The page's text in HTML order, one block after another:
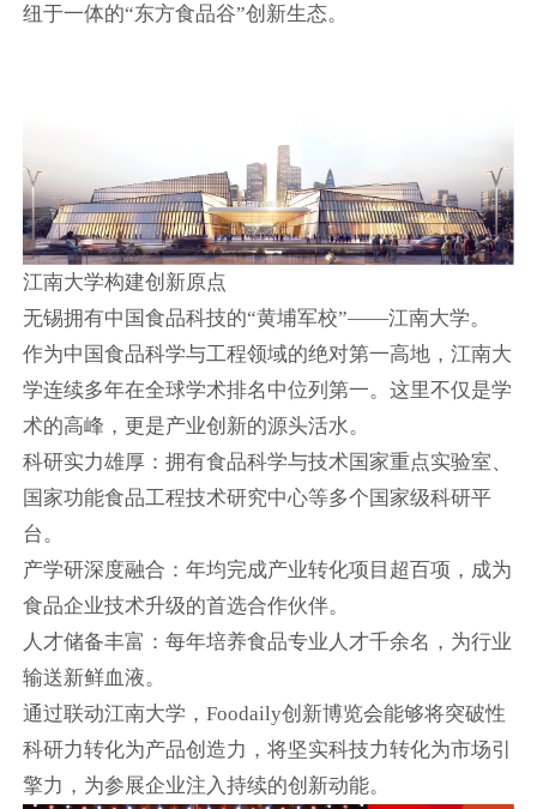
纽于一体的“东方食品谷”创新生态。
江南大学构建创新原点
无锡拥有中国食品科技的“黄埔军校”——江南大学。
作为中国食品科学与工程领域的绝对第一高地，江南大
学连续多年在全球学术排名中位列第一。这里不仅是学
术的高峰，更是产业创新的源头活水。
科研实力雄厚：拥有食品科学与技术国家重点实验室、
国家功能食品工程技术研究中心等多个国家级科研平
台。
产学研深度融合：年均完成产业转化项目超百项，成为
食品企业技术升级的首选合作伙伴。
人才储备丰富：每年培养食品专业人才千余名，为行业
输送新鲜血液。
通过联动江南大学，Foodaily创新博览会能够将突破性
科研力转化为产品创造力，将坚实科技力转化为市场引
擎力，为参展企业注入持续的创新动能。